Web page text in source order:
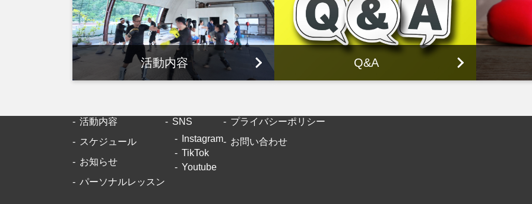
活動内容 Q&A
活動内容
スケジュール
お知らせ
パーソナルレッスン
SNS
Instagram
TikTok
Youtube
プライバシーポリシー
お問い合わせ